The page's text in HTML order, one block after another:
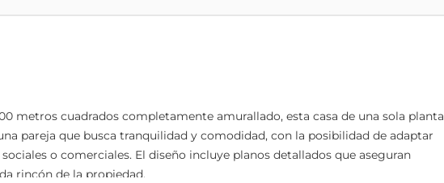
metros cuadrados completamente amurallado, esta casa de una sola planta
pareja que busca tranquilidad y comodidad, con la posibilidad de adaptar
o comerciales. El diseño incluye planos detallados que aseguran
rincón de la propiedad.